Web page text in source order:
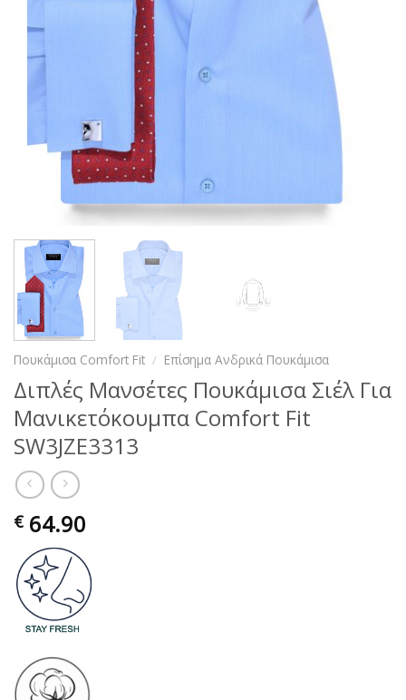
Πουκάμισα Comfort Fit / Επίσημα Ανδρικά Πουκάμισα
Διπλές Μανσέτες Πουκάμισα Σιέλ Για
Μανικετόκουμπα Comfort Fit
SW3JZE3313
€ 64.90